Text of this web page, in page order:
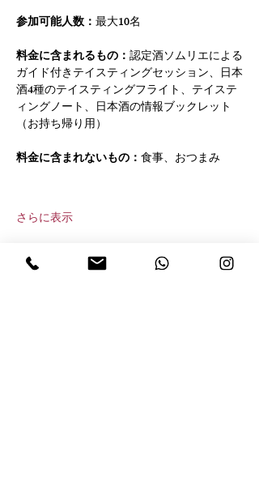
参加可能人数： 最大10名
料金に含まれるもの： 認定酒ソムリエによる
ガイド付きテイスティングセッション、日本
酒4種のテイスティングフライト、テイステ
ィングノート、日本酒の情報ブックレット
（お持ち帰り用）
料金に含まれないもの： 食事、おつまみ
さらに表示